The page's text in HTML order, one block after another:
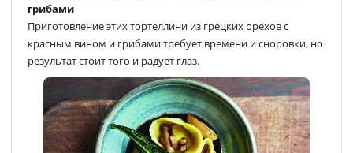
грибами
Приготовление этих тортеллини из грецких орехов с
красным вином и грибами требует времени и сноровки, но
результат стоит того и радует глаз.